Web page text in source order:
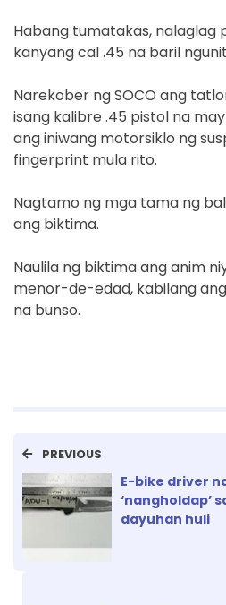
Habang tumatakas, nalaglag
kanyang cal .45 na baril
Narekober ng SOCO ang
isang kalibre .45 pistol na
ang iniwang motorsiklo ng
fingerprint mula rito.
Nagtamo ng mga tama ng
ang biktima.
Naulila ng biktima ang anim
menor-de-edad, kabilang
na bunso.
PREVIOUS
E-bike driver
‘nangholdap’
dayuhan huli